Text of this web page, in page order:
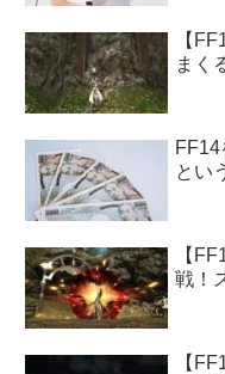
【
まく
FF14
とい
【
戦！
【